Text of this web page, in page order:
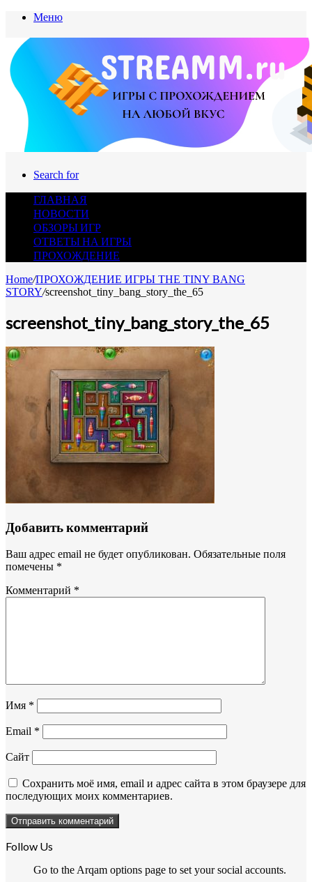
Меню
Search for
ГЛАВНАЯ
НОВОСТИ
ОБЗОРЫ ИГР
ОТВЕТЫ НА ИГРЫ
ПРОХОЖДЕНИЕ
Home/ПРОХОЖДЕНИЕ ИГРЫ THE TINY BANG
STORY/screenshot_tiny_bang_story_the_65
screenshot_tiny_bang_story_the_65
Добавить комментарий
Ваш адрес email не будет опубликован. Обязательные поля
помечены *
Комментарий *
Имя *
Email *
Сайт
Сохранить моё имя, email и адрес сайта в этом браузере для
последующих моих комментариев.
Follow Us
Go to the Arqam options page to set your social accounts.